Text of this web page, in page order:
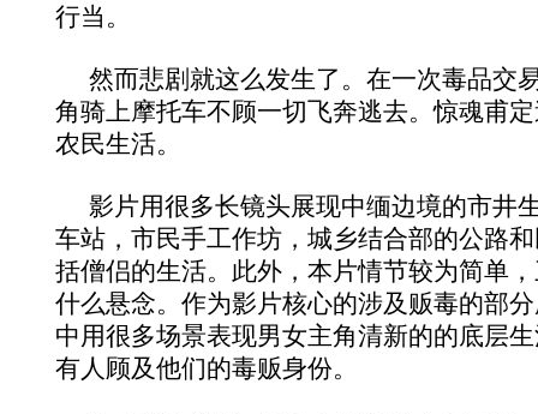
行当。
然而悲剧就这么发生了。在一次毒品交
角骑上摩托车不顾一切飞奔逃去。惊魂甫
农民生活。
影片用很多长镜头展现中缅边境的市井
车站，市民手工作坊，城乡结合部的公路
括僧侣的生活。此外，本片情节较为简单
什么悬念。作为影片核心的涉及贩毒的部
中用很多场景表现男女主角清新的的底层
有人顾及他们的毒贩身份。